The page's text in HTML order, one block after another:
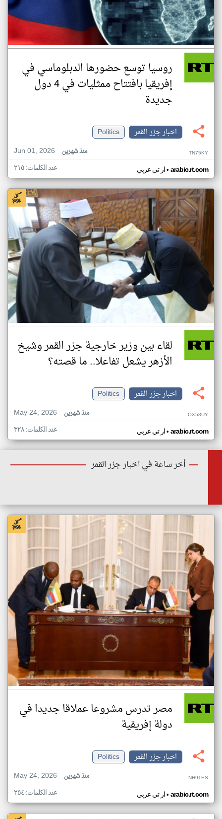
روسيا توسع حضورها الدبلوماسي في
إفريقيا بافتتاح ممثليات في 4 دول
جديدة
اخبار جزر القمر
Politics
Jun 01, 2026
منذ شهرين TN75KY
ار تي عربي• arabic.rt.com عدد الكلمات: ٢١٥
لقاء بين وزير خارجية جزر القمر وشيخ
الأزهر يشعل تفاعلا.. ما قصته؟
اخبار جزر القمر
Politics
May 24, 2026
منذ شهرين OX58UY
ار تي عربي• arabic.rt.com عدد الكلمات: ٣٢٨
أخر ساعة في اخبار جزر القمر
مصر تدرس مشروعا عملاقا جديدا في
دولة إفريقية
اخبار جزر القمر
Politics
May 24, 2026
منذ شهرين NH91ES
ار تي عربي• arabic.rt.com عدد الكلمات: ٢٥٤